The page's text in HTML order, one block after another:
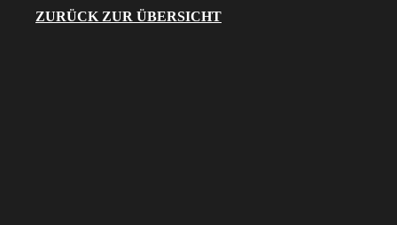
ZURÜCK ZUR ÜBERSICHT